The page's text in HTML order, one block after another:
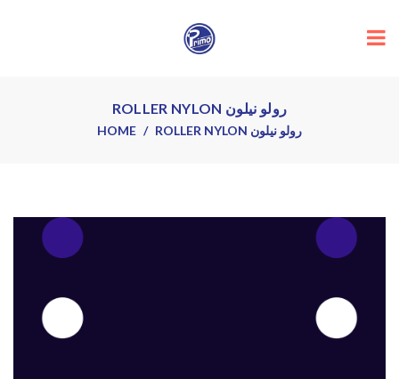
ROLLER NYLON رولو نيلون
HOME ROLLER NYLON رولو نيلون